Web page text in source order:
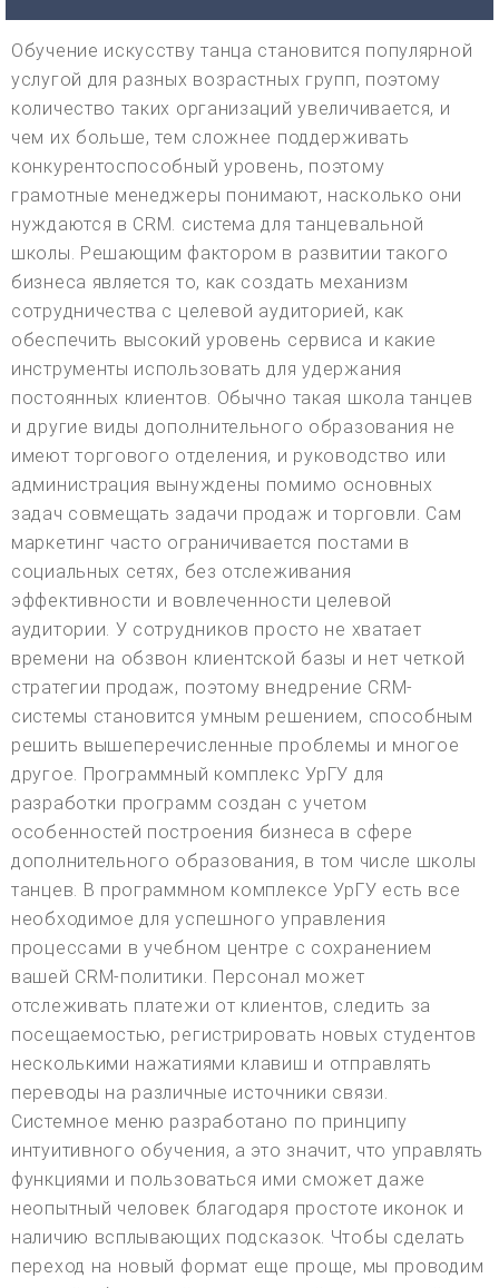
Обучение искусству танца становится популярной
услугой для разных возрастных групп, поэтому
количество таких организаций увеличивается, и
чем их больше, тем сложнее поддерживать
конкурентоспособный уровень, поэтому
грамотные менеджеры понимают, насколько они
нуждаются в CRM. система для танцевальной
школы. Решающим фактором в развитии такого
бизнеса является то, как создать механизм
сотрудничества с целевой аудиторией, как
обеспечить высокий уровень сервиса и какие
инструменты использовать для удержания
постоянных клиентов. Обычно такая школа танцев
и другие виды дополнительного образования не
имеют торгового отделения, и руководство или
администрация вынуждены помимо основных
задач совмещать задачи продаж и торговли. Сам
маркетинг часто ограничивается постами в
социальных сетях, без отслеживания
эффективности и вовлеченности целевой
аудитории. У сотрудников просто не хватает
времени на обзвон клиентской базы и нет четкой
стратегии продаж, поэтому внедрение CRM-
системы становится умным решением, способным
решить вышеперечисленные проблемы и многое
другое. Программный комплекс УрГУ для
разработки программ создан с учетом
особенностей построения бизнеса в сфере
дополнительного образования, в том числе школы
танцев. В программном комплексе УрГУ есть все
необходимое для успешного управления
процессами в учебном центре с сохранением
вашей CRM-политики. Персонал может
отслеживать платежи от клиентов, следить за
посещаемостью, регистрировать новых студентов
несколькими нажатиями клавиш и отправлять
переводы на различные источники связи.
Системное меню разработано по принципу
интуитивного обучения, а это значит, что управлять
функциями и пользоваться ими сможет даже
неопытный человек благодаря простоте иконок и
наличию всплывающих подсказок. Чтобы сделать
переход на новый формат еще проще, мы проводим